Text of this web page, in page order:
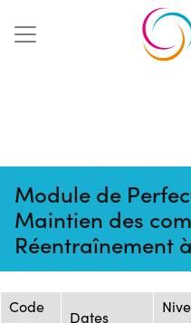
Module de
Maintien des
Réentraînement
Mise à jour :
05/06/2026
Session de
Code
Dates